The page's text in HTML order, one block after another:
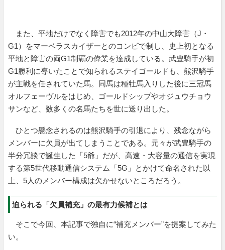
また、平地だけでなく障害でも2012年の中山大障害（J・
G1）をマーベラスカイザーとのコンビで制し、史上初となる
平地と障害の両G1制覇の偉業を達成している。武豊騎手が初
G1勝利に導いたことで知られるステイゴールドも、熊沢騎手
が主戦を任されていた馬。同馬は種牡馬入りした後に三冠馬
オルフェーヴルをはじめ、ゴールドシップやオジュウチョウ
サンなど、数多くの名馬たちを世に送り出した。
ひとつ懸念されるのは熊沢騎手の引退により、残念ながら
メンバーに欠員が出てしまうことである。元々が武豊騎手の
半分冗談で誕生した「5爺」だが、高速・大容量の通信を実現
する第5世代移動通信システム「5G」とかけて命名された以
上、5人のメンバー構成は欠かせないところだろう。
迫られる「欠員補充」の最有力候補とは
そこで今回、本記事で独自に“補充メンバー”を提案してみた
い。